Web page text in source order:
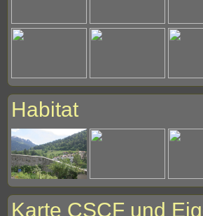
Habitat
Karte CSCF und